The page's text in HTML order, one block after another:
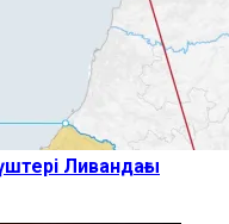
Ливандағы